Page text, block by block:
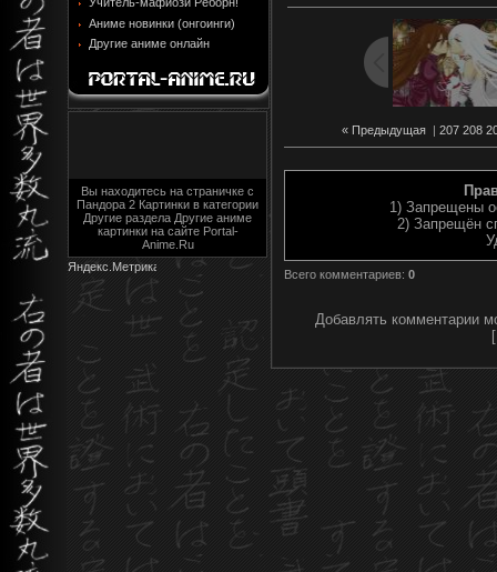
Аниме новинки (онгоинги)
Другие аниме онлайн
Вы находитесь на страничке с
Пандора 2 Картинки в категории
Другие раздела Другие аниме
картинки на сайте Portal-
Anime.Ru
« Предыдущая| 207 208
1) Запрещены
2) Запрещён
Всего комментариев: 0
Добавлять комментарии